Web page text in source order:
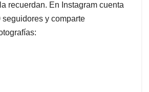
recuerdan. En Instagram cuenta
y comparte